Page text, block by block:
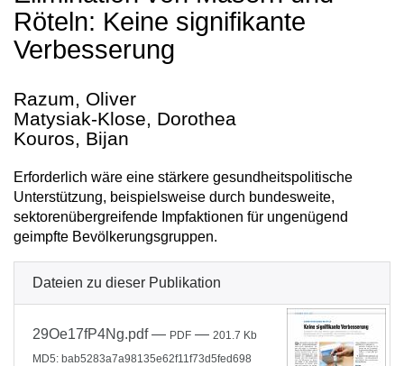
Röteln: Keine signifikante
Verbesserung
Razum, Oliver
Matysiak-Klose, Dorothea
Kouros, Bijan
Erforderlich wäre eine stärkere gesundheitspolitische
Unterstützung, beispielsweise durch bundesweite,
sektorenübergreifende Impfaktionen für ungenügend
geimpfte Bevölkerungsgruppen.
Dateien zu dieser Publikation
29Oe17fP4Ng.pdf— PDF — 201.7 Kb
MD5: bab5283a7a98135e62f11f73d5fed698